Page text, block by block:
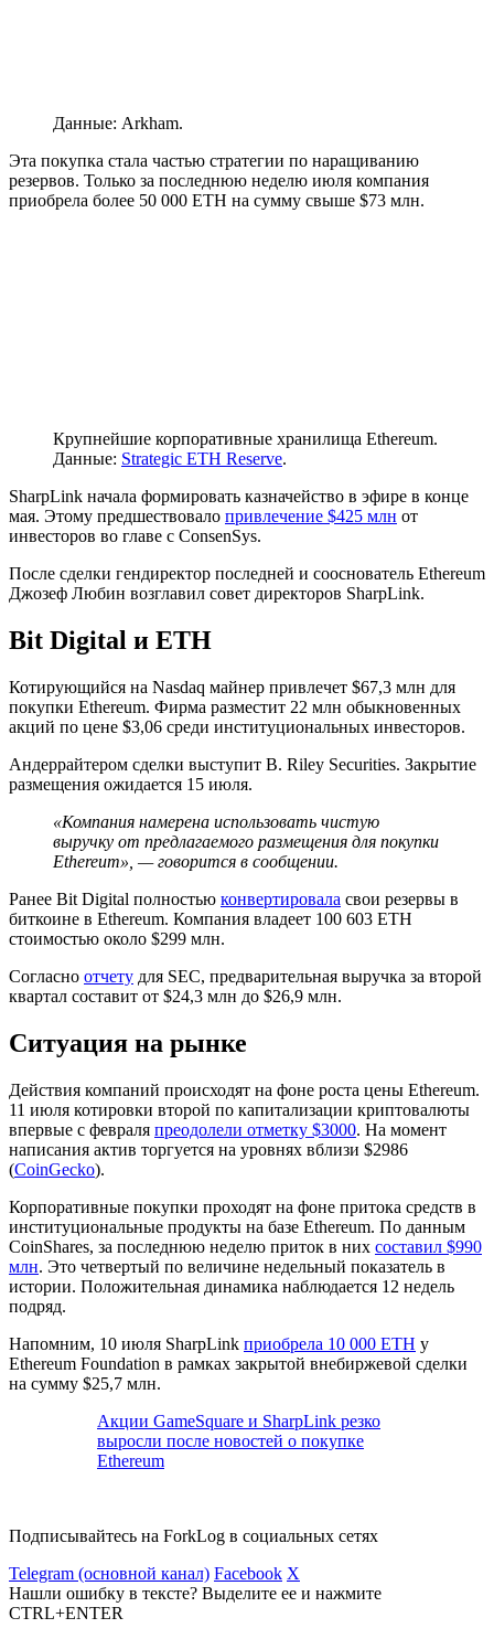
Данные: Arkham.
Эта покупка стала частью стратегии по наращиванию
резервов. Только за последнюю неделю июля компания
приобрела более 50 000 ETH на сумму свыше $73 млн.
Крупнейшие корпоративные хранилища Ethereum.
Данные: Strategic ETH Reserve.
SharpLink начала формировать казначейство в эфире в конце
мая. Этому предшествовало привлечение $425 млн от
инвесторов во главе с ConsenSys.
После сделки гендиректор последней и сооснователь Ethereum
Джозеф Любин возглавил совет директоров SharpLink.
Bit Digital и ETH
Котирующийся на Nasdaq майнер привлечет $67,3 млн для
покупки Ethereum. Фирма разместит 22 млн обыкновенных
акций по цене $3,06 среди институциональных инвесторов.
Андеррайтером сделки выступит B. Riley Securities. Закрытие
размещения ожидается 15 июля.
«Компания намерена использовать чистую
выручку от предлагаемого размещения для покупки
Ethereum», — говорится в сообщении.
Ранее Bit Digital полностью конвертировала свои резервы в
биткоине в Ethereum. Компания владеет 100 603 ETH
стоимостью около $299 млн.
Согласно отчету для SEC, предварительная выручка за второй
квартал составит от $24,3 млн до $26,9 млн.
Ситуация на рынке
Действия компаний происходят на фоне роста цены Ethereum.
11 июля котировки второй по капитализации криптовалюты
впервые с февраля преодолели отметку $3000. На момент
написания актив торгуется на уровнях вблизи $2986
(CoinGecko).
Корпоративные покупки проходят на фоне притока средств в
институциональные продукты на базе Ethereum. По данным
CoinShares, за последнюю неделю приток в них составил $990
млн. Это четвертый по величине недельный показатель в
истории. Положительная динамика наблюдается 12 недель
подряд.
Напомним, 10 июля SharpLink приобрела 10 000 ETH у
Ethereum Foundation в рамках закрытой внебиржевой сделки
на сумму $25,7 млн.
Акции GameSquare и SharpLink резко
выросли после новостей о покупке
Ethereum
Подписывайтесь на ForkLog в социальных сетях
Telegram (основной канал) Facebook X
Нашли ошибку в тексте? Выделите ее и нажмите
CTRL+ENTER